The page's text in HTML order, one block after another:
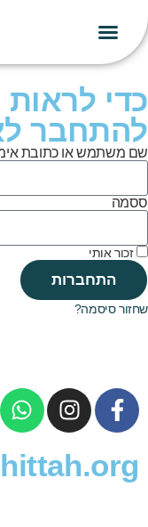
כדי
להתחבר
שם משתמש או כתובת
ססמה
זכור אותי
התחברות
שחזור סיסמה?